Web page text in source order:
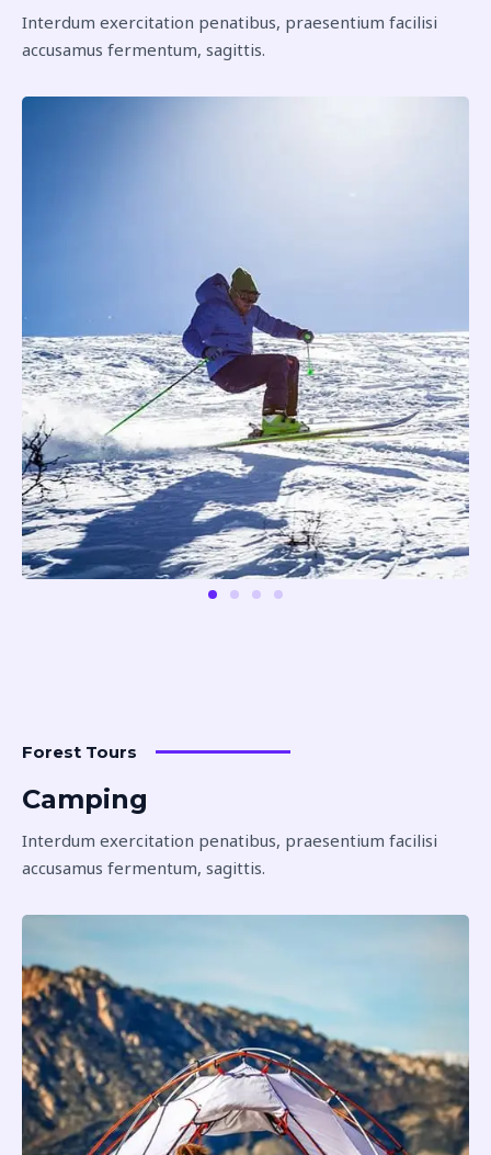
Interdum exercitation penatibus, praesentium facilisi
accusamus fermentum, sagittis.
Forest Tours
Camping
Interdum exercitation penatibus, praesentium facilisi
accusamus fermentum, sagittis.